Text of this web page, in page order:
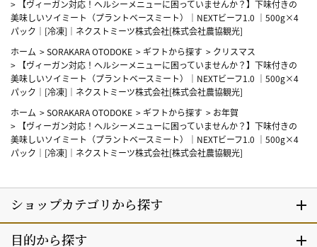
>
【ヴィーガン対応！ヘルシーメニューに困っていませんか？】下味付きの
美味しいソイミート（プラントベースミート）｜NEXTビーフ1.0 ｜500g×4
パック｜[冷凍]｜ネクストミーツ株式会社[株式会社農協観光]
ホーム >SORAKARA OTODOKE > ギフトから探す > クリスマス
>
【ヴィーガン対応！ヘルシーメニューに困っていませんか？】下味付きの
美味しいソイミート（プラントベースミート）｜NEXTビーフ1.0 ｜500g×4
パック｜[冷凍]｜ネクストミーツ株式会社[株式会社農協観光]
ホーム >SORAKARA OTODOKE > ギフトから探す > お年賀
>
【ヴィーガン対応！ヘルシーメニューに困っていませんか？】下味付きの
美味しいソイミート（プラントベースミート）｜NEXTビーフ1.0 ｜500g×4
パック｜[冷凍]｜ネクストミーツ株式会社[株式会社農協観光]